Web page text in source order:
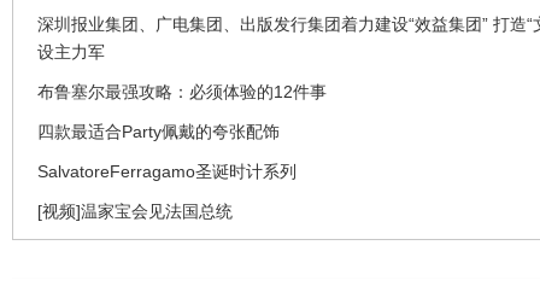
深圳报业集团、广电集团、出版发行集团着力建设“效益集团” 打造“
设主力军
布鲁塞尔最强攻略：必须体验的12件事
四款最适合Party佩戴的夸张配饰
SalvatoreFerragamo圣诞时计系列
[视频]温家宝会见法国总统